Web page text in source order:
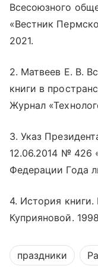
Всесоюзного
«Вестник
2021.
2. Матвеев Е. В.
книги в
Журнал
3. Указ
12.06.2014 № 426
Федерации Года
4. История
Куприяновой.
праздники